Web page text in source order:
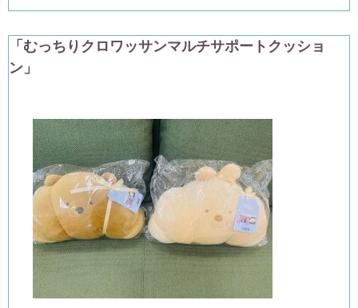
「むっちりクロワッサンマルチサポートクッショ
ン」